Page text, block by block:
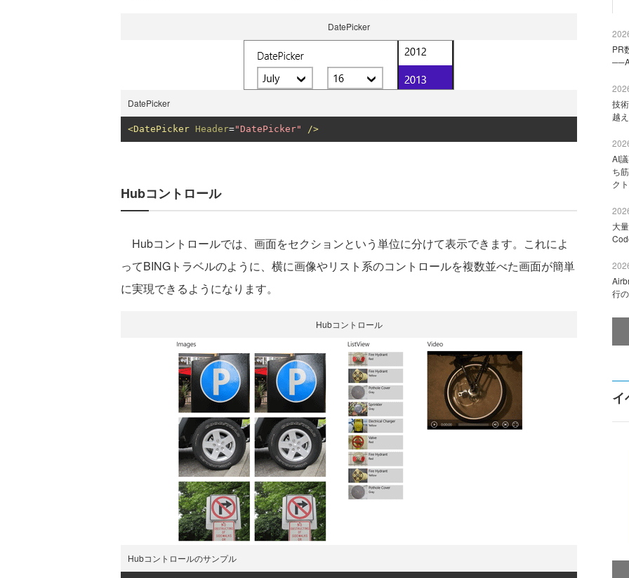
DatePicker
DatePicker
<DatePicker Header="DatePicker" />
Hubコントロール
Hubコントロールでは、画面をセクションという単位に分けて表示できます。これによ
ってBINGトラベルのように、横に画像やリスト系のコントロールを複数並べた画面が簡単
に実現できるようになります。
Hubコントロール
Hubコントロールのサンプル
PR
技
越
AI
ち
ク
大
行
イ